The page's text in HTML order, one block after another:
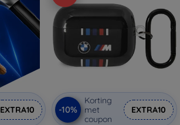
EXTRA10 -10%
Korting
met
coupon
EXTRA10